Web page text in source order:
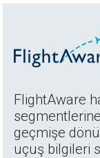
FlightAware
geçmişe
uçuş bilgileri